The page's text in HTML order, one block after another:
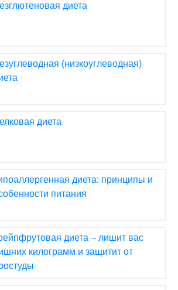
диета
(низкоуглеводная)
диета
диета: принципы и
питания
диета – лишит вас
килограмм и защитит от